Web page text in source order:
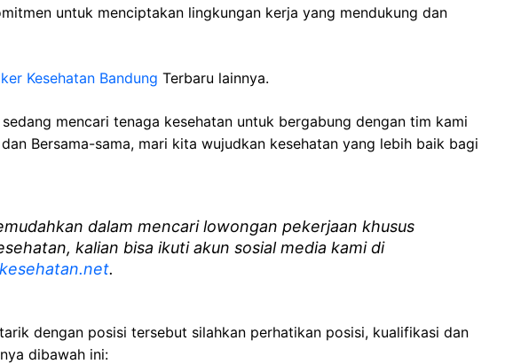
untuk menciptakan lingkungan kerja yang mendukung dan
Kesehatan Bandung Terbaru lainnya.
mencari tenaga kesehatan untuk bergabung dengan tim kami
Bersama-sama, mari kita wujudkan kesehatan yang lebih baik bagi
dalam mencari lowongan pekerjaan khusus
kalian bisa ikuti akun sosial media kami di
.
dengan posisi tersebut silahkan perhatikan posisi, kualifikasi dan
dibawah ini: